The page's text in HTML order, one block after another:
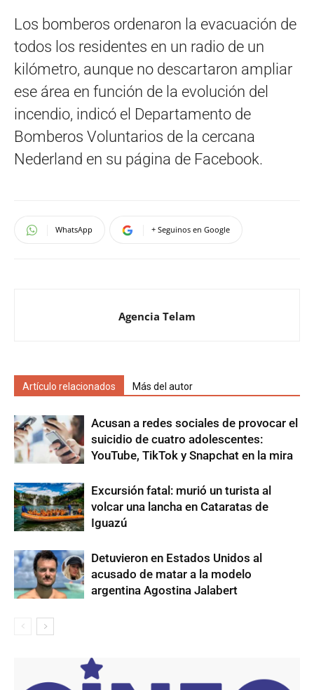
Los bomberos ordenaron la evacuación de
todos los residentes en un radio de un
kilómetro, aunque no descartaron ampliar
ese área en función de la evolución del
incendio, indicó el Departamento de
Bomberos Voluntarios de la cercana
Nederland en su página de Facebook.
WhatsApp + Seguinos en Google
Agencia Telam
Artículo relacionados Más del autor
Acusan a redes sociales de provocar el
suicidio de cuatro adolescentes:
YouTube, TikTok y Snapchat en la mira
Excursión fatal: murió un turista al
volcar una lancha en Cataratas de
Iguazú
Detuvieron en Estados Unidos al
acusado de matar a la modelo
argentina Agostina Jalabert